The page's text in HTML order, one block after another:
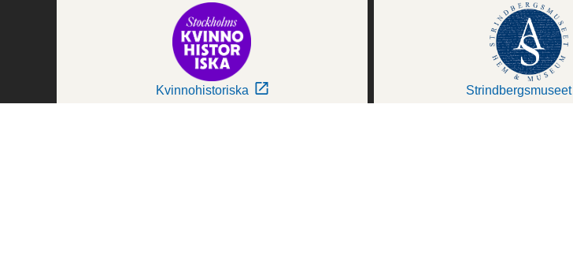
Kvinnohistoriska Strindbergsmuseet